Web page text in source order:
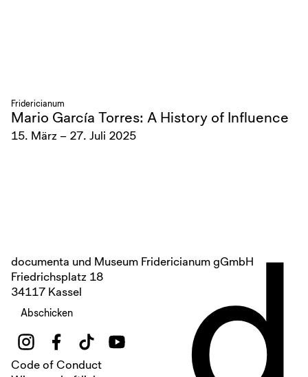
Fridericianum
Mario García Torres: A History of Influence
15. März – 27. Juli 2025
documenta und Museum Fridericianum gGmbH
Friedrichsplatz 18
34117 Kassel
Abschicken
Code of Conduct